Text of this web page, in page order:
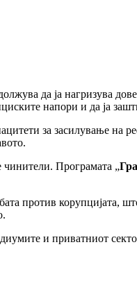
да ја нагризува
напори и да ја
за засилување на
чинители. Програмата „
против корупцијата,
и приватниот